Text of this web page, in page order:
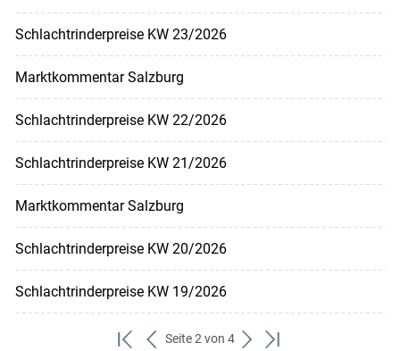
Schlachtrinderpreise KW 23/2026
Marktkommentar Salzburg
Schlachtrinderpreise KW 22/2026
Schlachtrinderpreise KW 21/2026
Marktkommentar Salzburg
Schlachtrinderpreise KW 20/2026
Schlachtrinderpreise KW 19/2026
Seite 2 von 4